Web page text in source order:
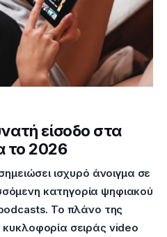
είσοδο στα
το 2026
ισχυρό άνοιγμα σε
κατηγορία ψηφιακού
Το πλάνο της
κυκλοφορία σειράς video